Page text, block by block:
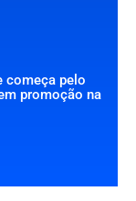
começa pelo
promoção na